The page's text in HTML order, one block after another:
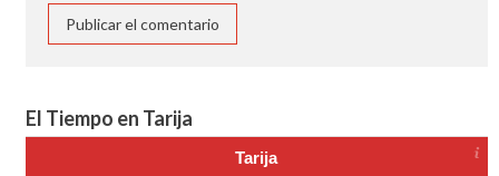
El Tiempo en Tarija
Tarija